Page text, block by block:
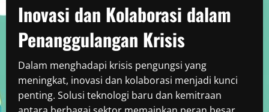
Inovasi dan Kolaborasi dalam
Penanggulangan Krisis
Dalam menghadapi krisis pengungsi yang
meningkat, inovasi dan kolaborasi menjadi kunci
penting. Solusi teknologi baru dan kemitraan